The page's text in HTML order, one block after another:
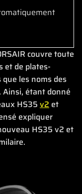
couvre toute
et de plates-
les noms des
Ainsi, étant donné
HS35 v2 et
expliquer
HS35 v2 et